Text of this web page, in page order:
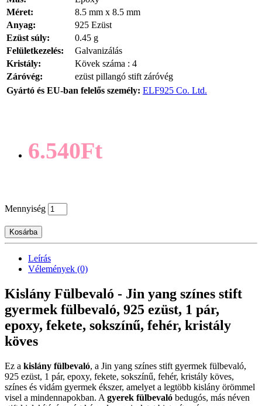
Méret:
8.5 mm x 8.5 mm
Anyag:
925 Ezüst
Ezüst súly:
0.45 g
Felületkezelés:
Galvanizálás
Kristály:
Kövek száma : 4
Záróvég:
ezüst pillangó stift záróvég
Gyártó és EU-ban felelős személy: ELF925 Co. Ltd.
6.540Ft
Mennyiség
Kosárba
Leírás
Vélemények (0)
Kislány Fülbevaló - Jin yang színes stift
gyermek fülbevaló, 925 ezüst, 1 pár,
epoxy, fekete, sokszínű, fehér, kristály
köves
Ez a kislány fülbevaló, a Jin yang színes stift gyermek fülbevaló,
925 ezüst, 1 pár, epoxy, fekete, sokszínű, fehér, kristály köves,
színes és vidám gyermek ékszer, amelyet a legtöbb kislány örömmel
visel a mindennapokban. A gyerek fülbevaló bedugós, más néven